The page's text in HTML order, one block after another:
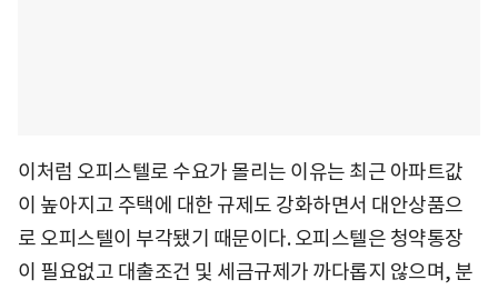
이처럼 오피스텔로 수요가 몰리는 이유는 최근 아파트값
이 높아지고 주택에 대한 규제도 강화하면서 대안상품으
로 오피스텔이 부각됐기 때문이다. 오피스텔은 청약통장
이 필요없고 대출조건 및 세금규제가 까다롭지 않으며, 분